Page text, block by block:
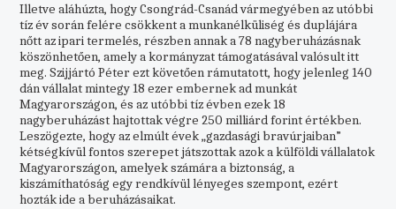
Illetve aláhúzta, hogy Csongrád-Csanád vármegyében az utóbbi
tíz év során felére csökkent a munkanélküliség és duplájára
nőtt az ipari termelés, részben annak a 78 nagyberuházásnak
köszönhetően, amely a kormányzat támogatásával valósult itt
meg. Szijjártó Péter ezt követően rámutatott, hogy jelenleg 140
dán vállalat mintegy 18 ezer embernek ad munkát
Magyarországon, és az utóbbi tíz évben ezek 18
nagyberuházást hajtottak végre 250 milliárd forint értékben.
Leszögezte, hogy az elmúlt évek „gazdasági bravúrjaiban”
kétségkívül fontos szerepet játszottak azok a külföldi vállalatok
Magyarországon, amelyek számára a biztonság, a
kiszámíthatóság egy rendkívül lényeges szempont, ezért
hozták ide a beruházásaikat.